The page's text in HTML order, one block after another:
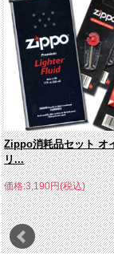
Zippo消耗品セット オ
リ...
価格:3,190円(税込)